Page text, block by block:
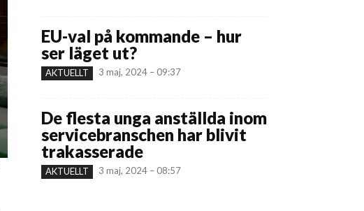
EU-val på kommande – hur
ser läget ut?
AKTUELLT 3 maj, 2024 – 09:37
De flesta unga anställda inom
servicebranschen har blivit
trakasserade
AKTUELLT 3 maj, 2024 – 08:57